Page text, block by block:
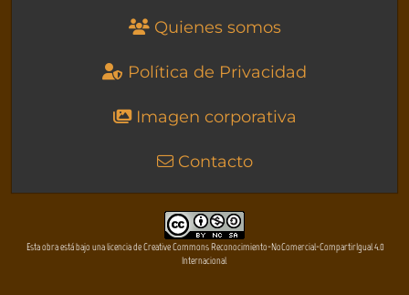
Quienes somos
Política de Privacidad
Imagen corporativa
Contacto
Esta obra está bajo una licencia de Creative Commons Reconocimiento-NoComercial-CompartirIgual 4.0
Internacional